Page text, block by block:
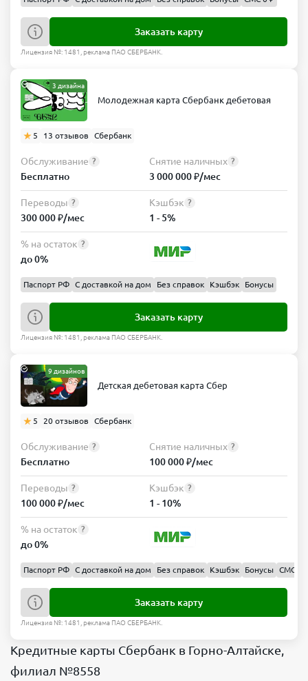
Заказать карту
Лицензия №: 1481, реклама ПАО СБЕРБАНК.
3 дизайна
Молодежная карта Сбербанк дебетовая
5 13 отзывов Сбербанк
Обслуживание ?
Бесплатно
Снятие наличных ?
3 000 000 ₽/мес
Переводы ?
300 000 ₽/мес
Кэшбэк ?
1 - 5%
% на остаток ?
до 0%
Паспорт РФ С доставкой на дом Без справок Кэшбэк Бонусы
Заказать карту
Лицензия №: 1481, реклама ПАО СБЕРБАНК.
9 дизайнов
Детская дебетовая карта Сбер
5 20 отзывов Сбербанк
Обслуживание ?
Бесплатно
Снятие наличных ?
100 000 ₽/мес
Переводы ?
100 000 ₽/мес
Кэшбэк ?
1 - 10%
% на остаток ?
до 0%
Паспорт РФ С доставкой на дом Без справок Кэшбэк Бонусы СМС 0
Заказать карту
Лицензия №: 1481, реклама ПАО СБЕРБАНК.
Кредитные карты Сбербанк в Горно-Алтайске,
филиал №8558